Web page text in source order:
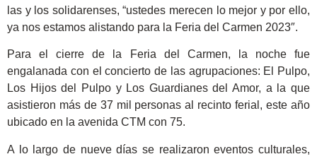
las y los solidarenses, “ustedes merecen lo mejor y por ello,
ya nos estamos alistando para la Feria del Carmen 2023″.
Para el cierre de la Feria del Carmen, la noche fue
engalanada con el concierto de las agrupaciones: El Pulpo,
Los Hijos del Pulpo y Los Guardianes del Amor, a la que
asistieron más de 37 mil personas al recinto ferial, este año
ubicado en la avenida CTM con 75.
A lo largo de nueve días se realizaron eventos culturales,